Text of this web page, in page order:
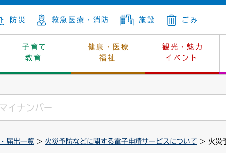
防災 救急医療・消防 施設 ごみ
子育て
教育
健康・医療
福祉
観光・魅力
イベント
金 上下水道
場 消費生活
環境
生涯学習
幼稚園一覧
中学校一覧
休日当番医
保健所
レジャー・スポーツ
はじめよう、ハマライフ
ニュートラル 土地
護 環境対策
労 企業立地
市長の部屋
選挙
例規・公示
届出一覧 > 火災予防などに関する電子申請サービスについて > 火災